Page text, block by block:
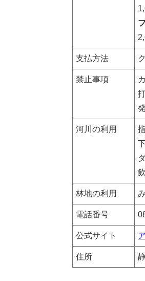
支払方法
禁止事項
河川の利用
林地の利用
電話番号
公式サイト
住所